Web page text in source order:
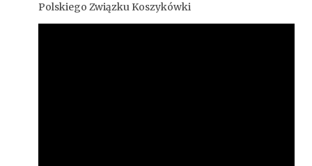
Polskiego Związku Koszykówki